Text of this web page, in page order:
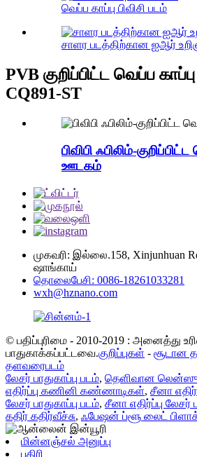
வெப்ப காப்பு பிவிசி படம்
சாளர படத்திற்கான ஐஆர்
PVB குறிப்பிட்ட வெப்ப
CQ891-ST
பிவிபி ஃபிலிம்-
ஊடகம்
முகவரி: இல்லை.158, Xinjunhuan
ஷாங்காய்
தொலைபேசி: 0086-18261033281
wxh@hznano.com
© பதிப்புரிமை - 2010-2019 : அனைத்து
பாதுகாக்கப்பட்டவை.குறிப்புகள் - சூடான
தளவரைபடம்
லேசர் பாதுகாப்பு படம், தெளிவான
எதிர்ப்பு கணினி கண்ணாடிகள், சீனா
லேசர் பாதுகாப்பு படம், சீனா எதிர்ப்பு லேசர்
கதிர் கதிர்வீச்சு, ஃபேஷன் ப்ளூ லைட்
மின்னஞ்சல் அனுப்பு
பகிரி